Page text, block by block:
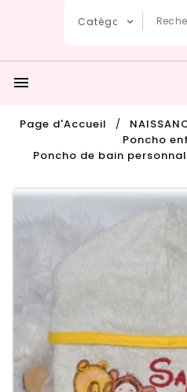

Page d'Accueil
Poncho
Poncho de bain